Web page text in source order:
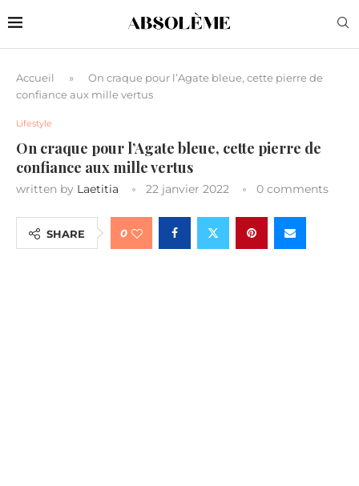
Accueil »
On craque pour l’Agate bleue, cette pierre de
confiance aux mille vertus
Lifestyle
On craque pour l’Agate bleue, cette pierre de
confiance aux mille vertus
written by Laetitia 22 janvier 2022 0 comments
SHARE 0